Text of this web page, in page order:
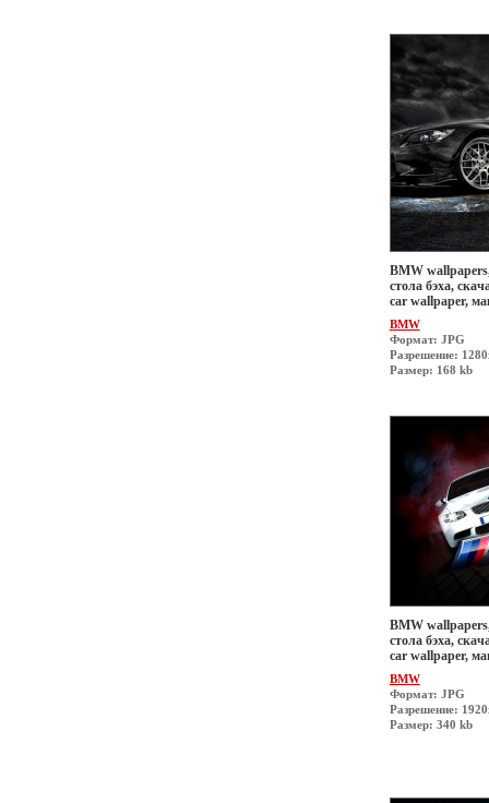
BMW
стола бэха,
car wallpaper,
BMW
Формат: JPG
Разрешение:
Размер: 168 kb
BMW
стола бэха,
car wallpaper,
BMW
Формат: JPG
Разрешение:
Размер: 340 kb